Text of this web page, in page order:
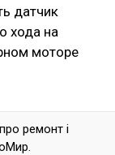
датчик
хода на
моторе
ремонт і